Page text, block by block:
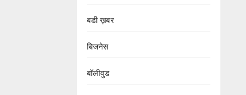
बडी ख़बर
बिजनेस
बॉलीवुड